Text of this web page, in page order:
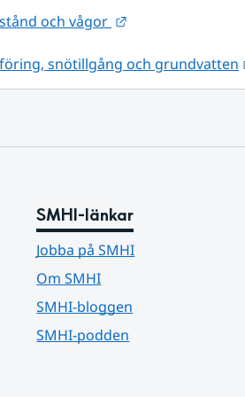
och vågor Länk till annan
snötillgång och grundvatten
SMHI-länkar
Jobba på SMHI
Om SMHI
SMHI-bloggen
SMHI-podden